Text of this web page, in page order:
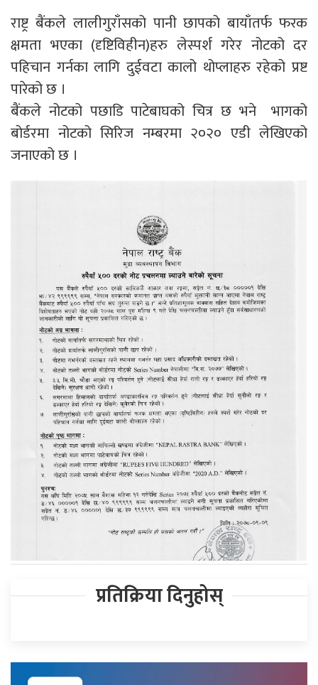
राष्ट्र बैंकले लालीगुराँसको पानी छापको बायाँतर्फ फरक
क्षमता भएका (दृष्टिविहीन)हरु लेस्पर्श गरेर नोटको दर
पहिचान गर्नका लागि दुईवटा कालो थोप्लाहरु रहेको प्रष्ट
पारेको छ ।
बैंकले नोटको पछाडि पाटेबाघको चित्र छ भने भागको
बोर्डरमा नोटको सिरिज नम्बरमा २०२० एडी लेखिएको
जनाएको छ ।
प्रतिक्रिया दिनुहोस्